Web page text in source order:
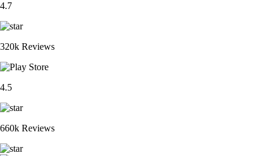
4.7
320k Reviews
4.5
660k Reviews